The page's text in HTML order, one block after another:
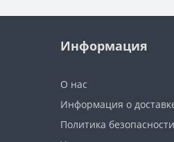
Информация
О нас
Информация о
Политика безопасности